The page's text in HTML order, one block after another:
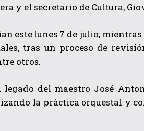
y el secretario de Cultura,
este lunes 7 de julio;
tras un proceso de
otros.
legado del maestro José
la práctica orquestal y